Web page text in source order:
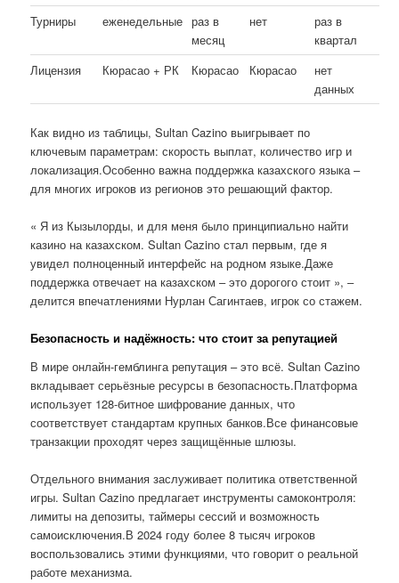
Турниры еженедельные раз в
месяц
нет
раз в
квартал
Лицензия
Кюрасао + РК Кюрасао Кюрасао
нет
данных
Как видно из таблицы, Sultan Cazino выигрывает по
ключевым параметрам: скорость выплат, количество игр и
локализация.Особенно важна поддержка казахского языка –
для многих игроков из регионов это решающий фактор.
« Я из Кызылорды, и для меня было принципиально найти
казино на казахском. Sultan Cazino стал первым, где я
увидел полноценный интерфейс на родном языке.Даже
поддержка отвечает на казахском – это дорогого стоит », –
делится впечатлениями Нурлан Сагинтаев, игрок со стажем.
Безопасность и надёжность: что стоит за репутацией
В мире онлайн-гемблинга репутация – это всё. Sultan Cazino
вкладывает серьёзные ресурсы в безопасность.Платформа
использует 128-битное шифрование данных, что
соответствует стандартам крупных банков.Все финансовые
транзакции проходят через защищённые шлюзы.
Отдельного внимания заслуживает политика ответственной
игры. Sultan Cazino предлагает инструменты самоконтроля:
лимиты на депозиты, таймеры сессий и возможность
самоисключения.В 2024 году более 8 тысяч игроков
воспользовались этими функциями, что говорит о реальной
работе механизма.